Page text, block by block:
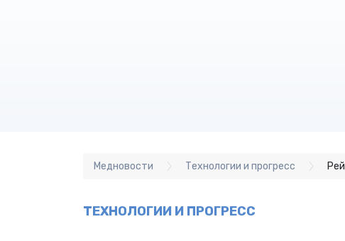
Медновости Технологии и прогресс
ТЕХНОЛОГИИ И ПРОГРЕСС